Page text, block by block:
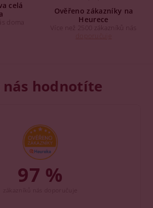
celá
doma
Ověřeno zákazníky na
Heurece
Více než 2500 zákazníků nás
nás hodnotíte
97 %